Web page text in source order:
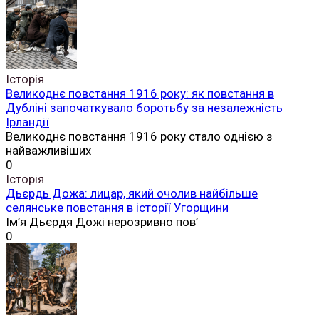
Історія
Великоднє повстання 1916 року: як повстання в
Дубліні започаткувало боротьбу за незалежність
Ірландії
Великоднє повстання 1916 року стало однією з
найважливіших
0
Історія
Дьєрдь Дожа: лицар, який очолив найбільше
селянське повстання в історії Угорщини
Ім’я Дьєрдя Дожі нерозривно пов’
0